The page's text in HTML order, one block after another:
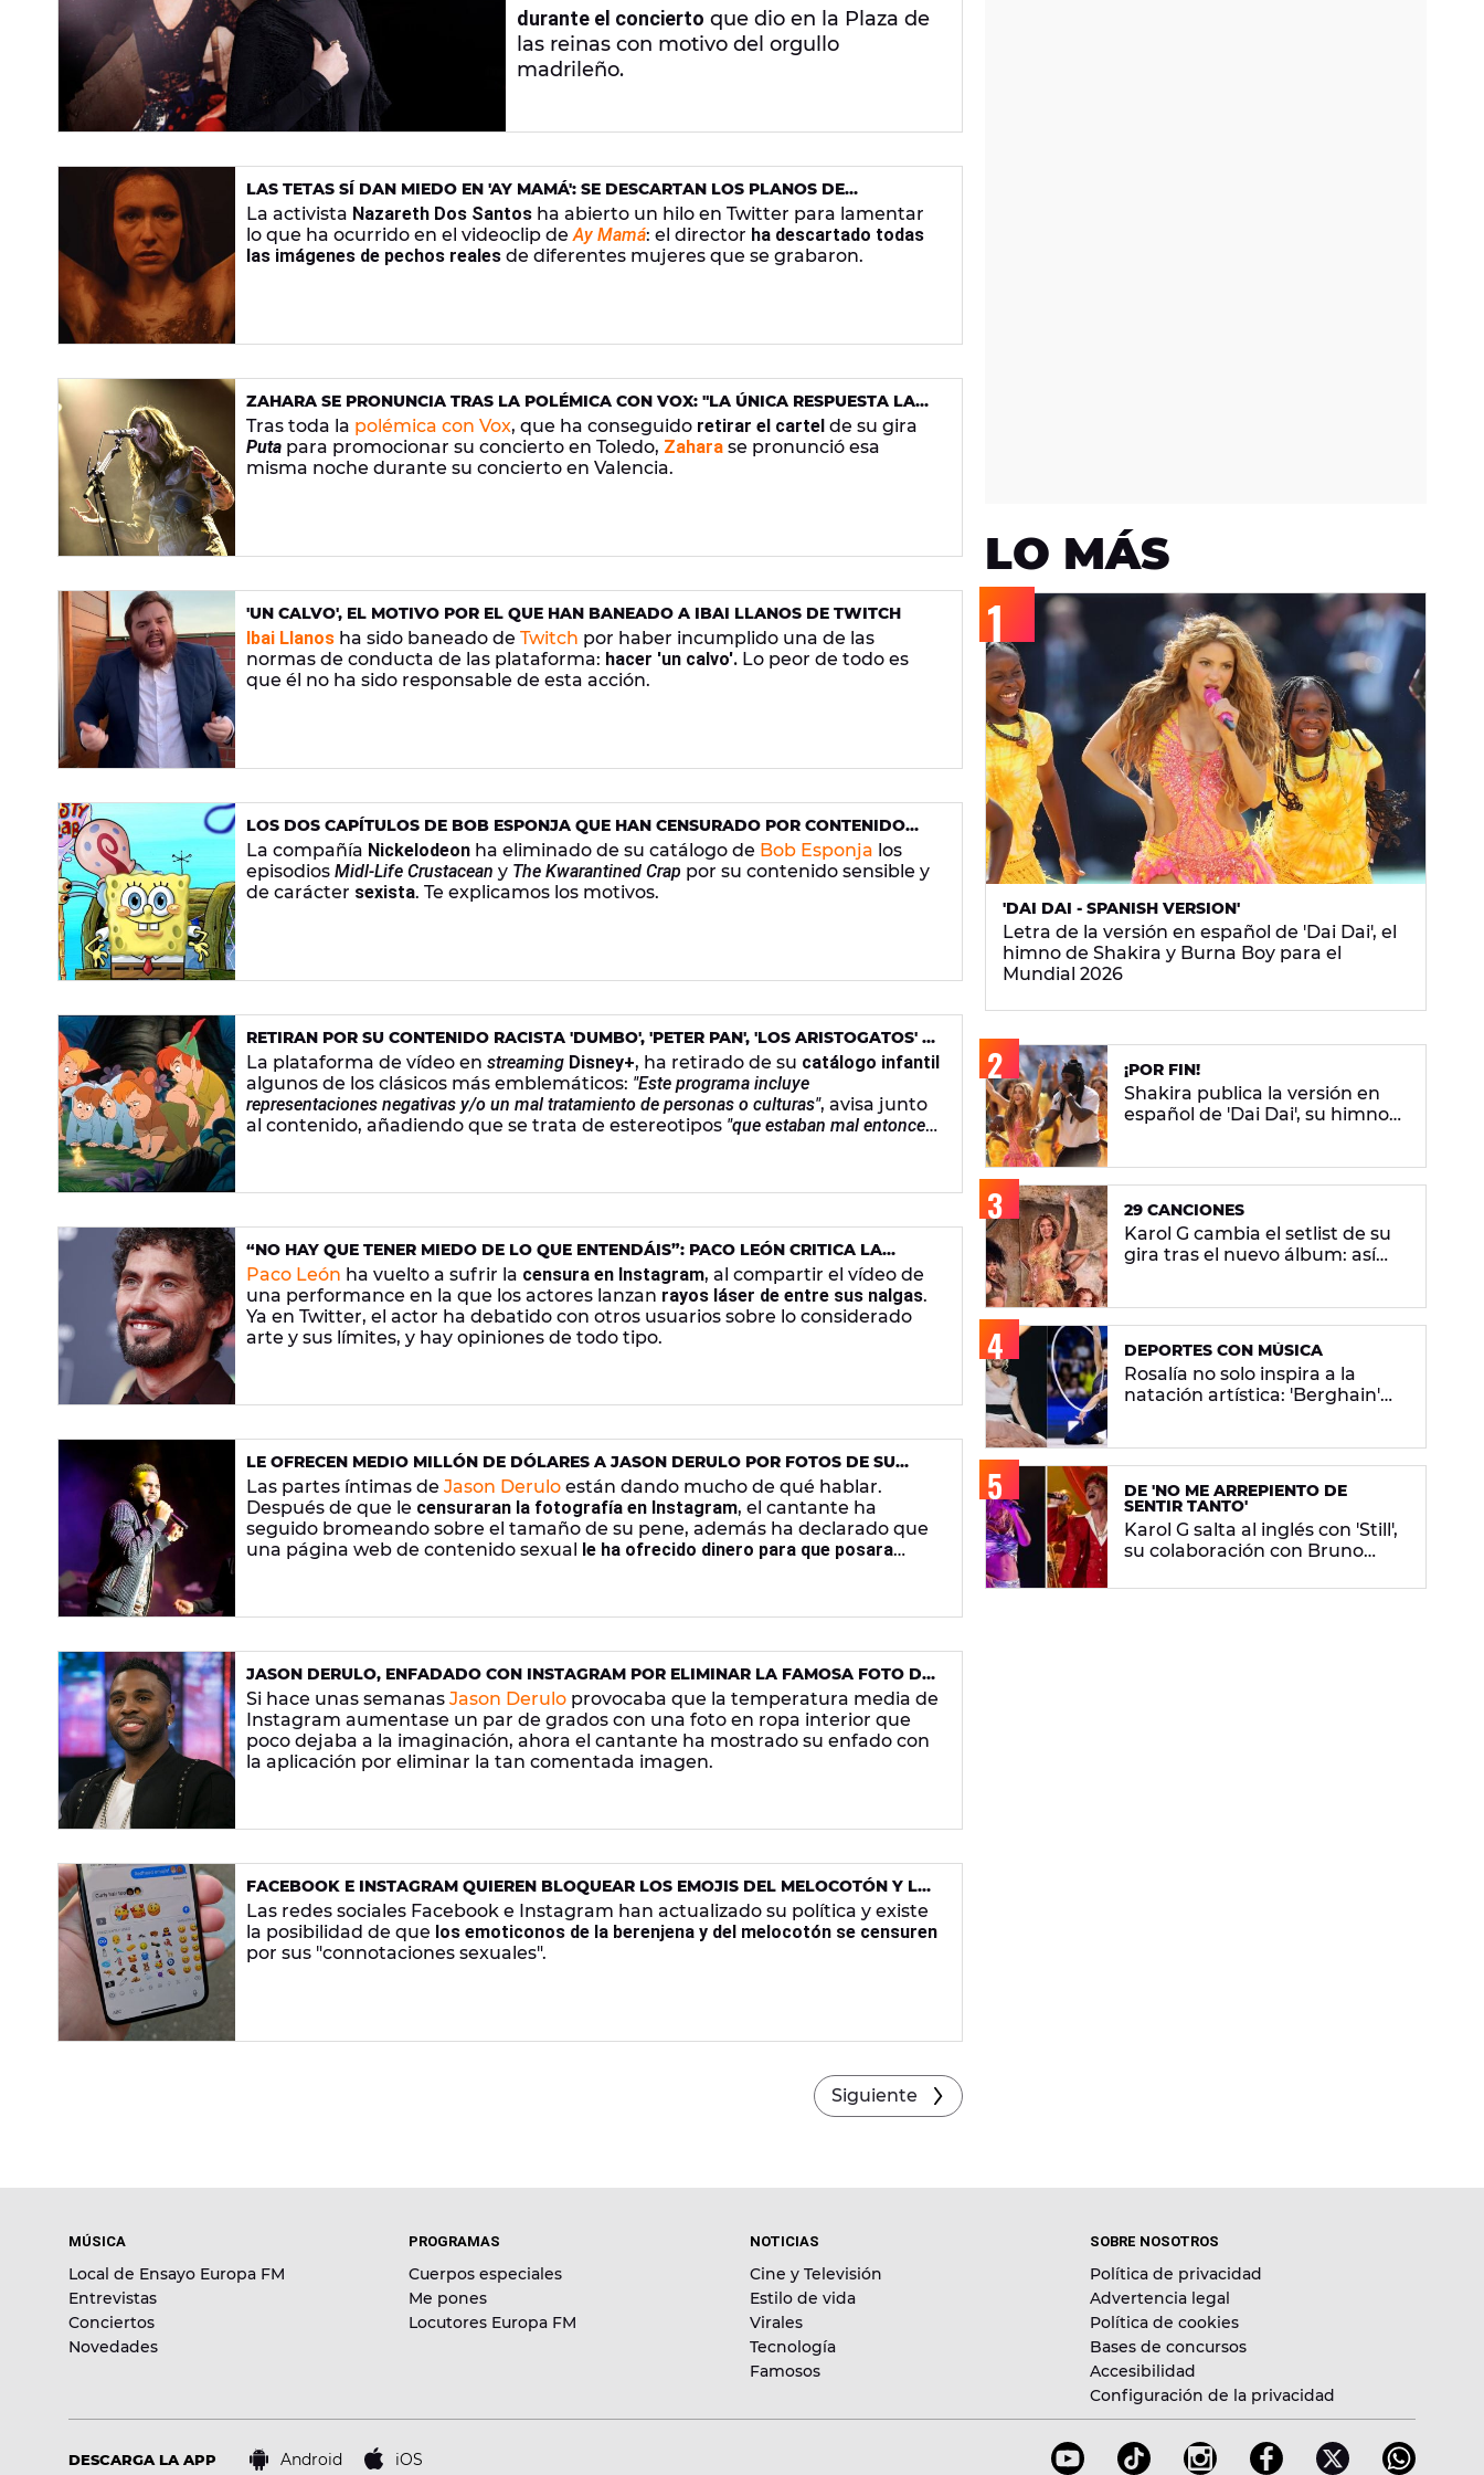
durante el concierto que dio en la Plaza de
las reinas con motivo del orgullo
madrileño.
LAS TETAS SÍ DAN MIEDO EN 'AY MAMÁ': SE DESCARTAN LOS PLANOS DE
DIFERENTES PECHOS REALES
La activista Nazareth Dos Santos ha abierto un hilo en Twitter para lamentar
lo que ha ocurrido en el videoclip deAy Mamá: el director ha descartado todas
las imágenes de pechos reales de diferentes mujeres que se grabaron.
ZAHARA SE PRONUNCIA TRAS LA POLÉMICA CON VOX: "LA ÚNICA RESPUESTA LA
VOY A HACER EN ESTE ESCENARIO"
Tras toda la polémica con Vox, que ha conseguido retirar el cartel de su gira
Puta para promocionar su concierto en Toledo, Zahara se pronunció esa
misma noche durante su concierto en Valencia.
'UN CALVO', EL MOTIVO POR EL QUE HAN BANEADO A IBAI LLANOS DE TWITCH
Ibai Llanos ha sido baneado de Twitch por haber incumplido una de las
normas de conducta de las plataforma: hacer 'un calvo'. Lo peor de todo es
que él no ha sido responsable de esta acción.
LOS DOS CAPÍTULOS DE BOB ESPONJA QUE HAN CENSURADO POR CONTENIDO
INAPROPIADO
La compañía Nickelodeon ha eliminado de su catálogo de Bob Esponja los
episodios Midl-Life Crustacean y The Kwarantined Crap por su contenido sensible y
de carácter sexista. Te explicamos los motivos.
RETIRAN POR SU CONTENIDO RACISTA 'DUMBO', 'PETER PAN', 'LOS ARISTOGATOS' Y
OTROS CLÁSICOS DISNEY DEL CATÁLOGO INFANTIL
La plataforma de vídeo en streaming Disney+, ha retirado de su catálogo infantil
algunos de los clásicos más emblemáticos: "Este programa incluye
representaciones negativas y/o un mal tratamiento de personas o culturas", avisa junto
al contenido, añadiendo que se trata de estereotipos "que estaban mal entonces
“NO HAY QUE TENER MIEDO DE LO QUE ENTENDÁIS”: PACO LEÓN CRITICA LA
CENSURA DE ESTA PERFORMANCE QUE ABRE EL DEBATE SOBRE “LOS LÍMITES DEL
ARTE”
Paco León ha vuelto a sufrir la censura en Instagram, al compartir el vídeo de
una performance en la que los actores lanzan rayos láser de entre sus nalgas.
Ya en Twitter, el actor ha debatido con otros usuarios sobre lo considerado
arte y sus límites, y hay opiniones de todo tipo.
LE OFRECEN MEDIO MILLÓN DE DÓLARES A JASON DERULO POR FOTOS DE SU
PENE
Las partes íntimas de Jason Derulo están dando mucho de qué hablar.
Después de que le censuraran la fotografía en Instagram, el cantante ha
seguido bromeando sobre el tamaño de su pene, además ha declarado que
una página web de contenido sexual le ha ofrecido dinero para que posara
JASON DERULO, ENFADADO CON INSTAGRAM POR ELIMINAR LA FAMOSA FOTO DE
SU "PAQUETE"
Si hace unas semanas Jason Derulo provocaba que la temperatura media de
Instagram aumentase un par de grados con una foto en ropa interior que
poco dejaba a la imaginación, ahora el cantante ha mostrado su enfado con
la aplicación por eliminar la tan comentada imagen.
FACEBOOK E INSTAGRAM QUIEREN BLOQUEAR LOS EMOJIS DEL MELOCOTÓN Y LA
BERENJENA POR SU CONTENIDO SEXUAL
Las redes sociales Facebook e Instagram han actualizado su política y existe
la posibilidad de que los emoticonos de la berenjena y del melocotón se censuren
por sus "connotaciones sexuales".
Siguiente
LO MÁS
'DAI DAI - SPANISH VERSION'
Letra de la versión en español de 'Dai Dai', el
himno de Shakira y Burna Boy para el
Mundial 2026
¡POR FIN!
Shakira publica la versión en
español de 'Dai Dai', su himno
29 CANCIONES
Karol G cambia el setlist de su
gira tras el nuevo álbum: así
DEPORTES CON MÚSICA
Rosalía no solo inspira a la
natación artística: 'Berghain'
DE 'NO ME ARREPIENTO DE
SENTIR TANTO'
Karol G salta al inglés con 'Still',
su colaboración con Bruno
significado
MÚSICA
Local de Ensayo Europa FM
Entrevistas
Conciertos
Novedades
PROGRAMAS
Cuerpos especiales
Me pones
Locutores Europa FM
NOTICIAS
Cine y Televisión
Estilo de vida
Virales
Tecnología
Famosos
SOBRE NOSOTROS
Política de privacidad
Advertencia legal
Política de cookies
Bases de concursos
Accesibilidad
Configuración de la privacidad
DESCARGA LA APP Android iOS